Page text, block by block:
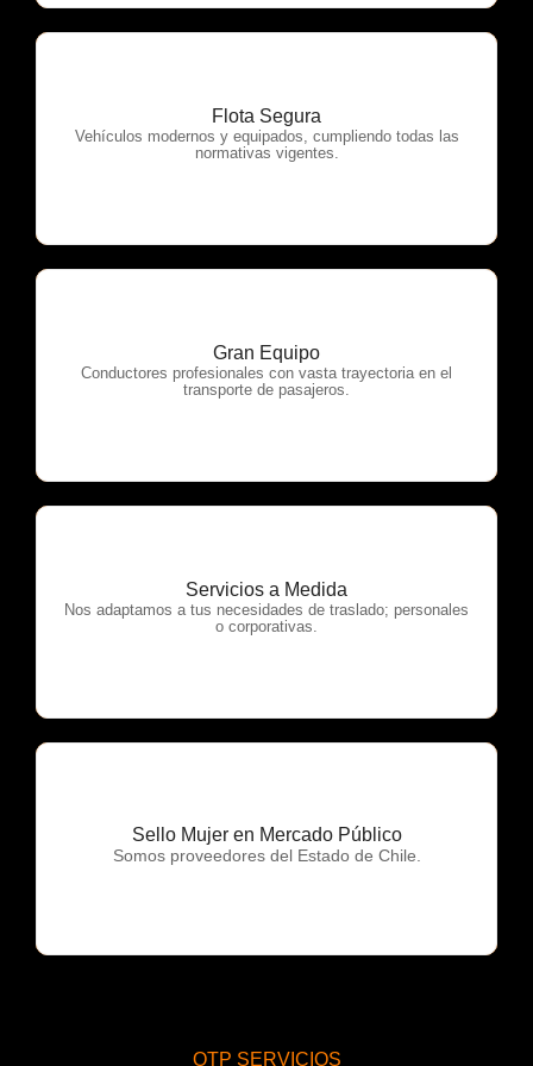
Flota Segura
Vehículos modernos y equipados, cumpliendo todas las
normativas vigentes.
OTP Servicios
Gran Equipo
Conductores profesionales con vasta trayectoria en el
transporte de pasajeros.
OTP Servicios
Servicios a Medida
Nos adaptamos a tus necesidades de traslado; personales
o corporativas.
OTP Servicios
Sello Mujer en Mercado Público
Somos proveedores del Estado de Chile.
OTP Servicios
OTP SERVICIOS